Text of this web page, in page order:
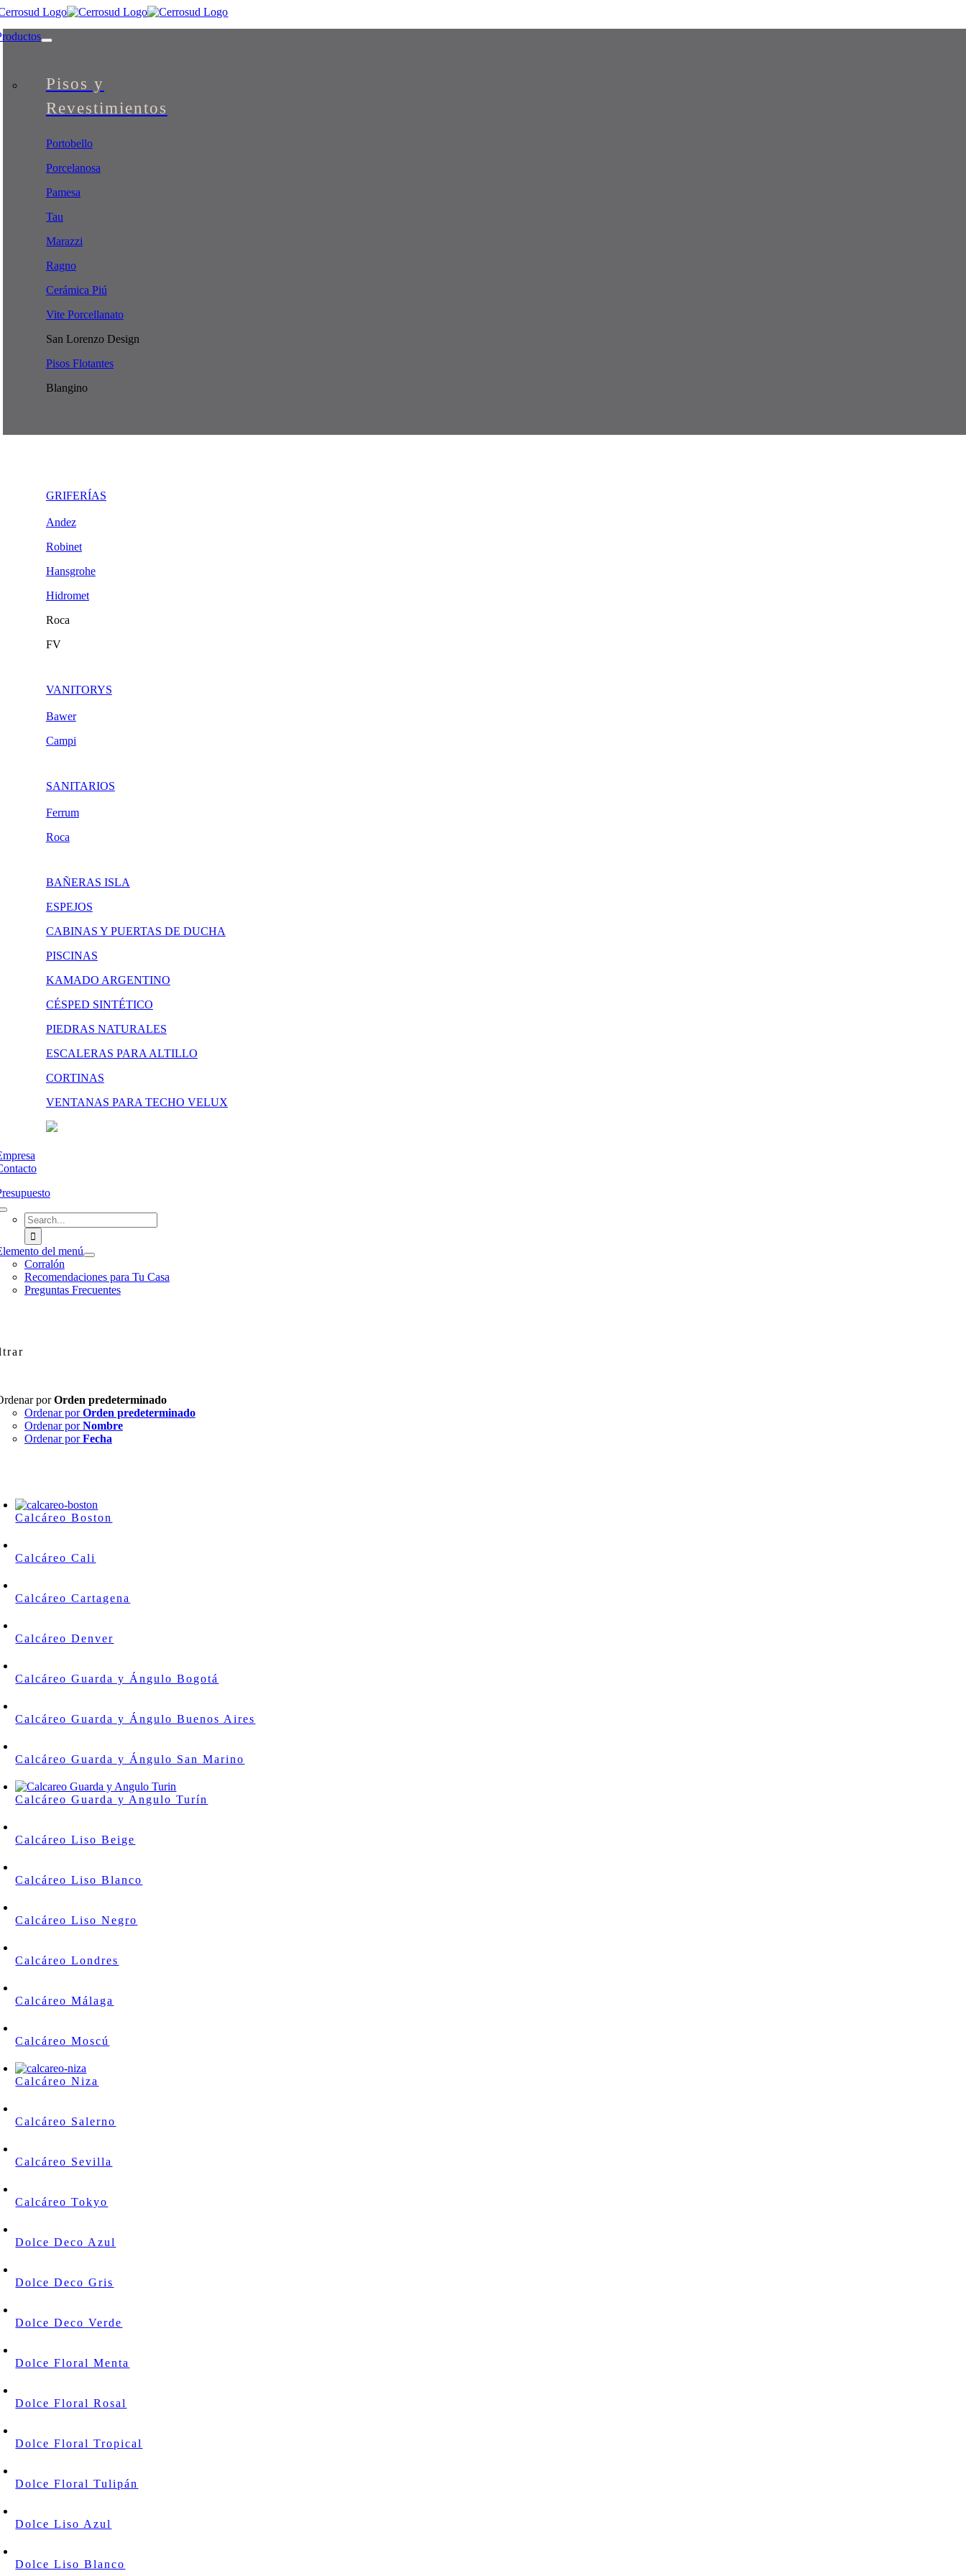
Skip
content
Pisos y
Revestimientos
Portobello
Porcelanosa
Pamesa
Tau
Marazzi
Ragno
Cerámica Piú
Vite Porcellanato
San Lorenzo Design
Pisos Flotantes
Blangino
GRIFERÍAS
Andez
Robinet
Hansgrohe
Hidromet
Roca
FV
VANITORYS
Bawer
Campi
SANITARIOS
Ferrum
Roca
BAÑERAS ISLA
ESPEJOS
CABINAS Y PUERTAS DE DUCHA
PISCINAS
KAMADO ARGENTINO
CÉSPED SINTÉTICO
PIEDRAS NATURALES
ESCALERAS PARA ALTILLO
CORTINAS
VENTANAS PARA TECHO VELUX
Search
for:
del menú
Corralón
Recomendaciones para Tu Casa
Preguntas Frecuentes
porOrden predeterminado
Ordenar porOrden predeterminado
Ordenar porNombre
Ordenar porFecha
Calcáreo Boston
Calcáreo Cali
Calcáreo Cartagena
Calcáreo Denver
Calcáreo Guarda y Ángulo Bogotá
Calcáreo Guarda y Ángulo Buenos Aires
Calcáreo Guarda y Ángulo San Marino
Calcáreo Guarda y Angulo Turín
Calcáreo Liso Beige
Calcáreo Liso Blanco
Calcáreo Liso Negro
Calcáreo Londres
Calcáreo Málaga
Calcáreo Moscú
Calcáreo Niza
Calcáreo Salerno
Calcáreo Sevilla
Calcáreo Tokyo
Dolce Deco Azul
Dolce Deco Gris
Dolce Deco Verde
Dolce Floral Menta
Dolce Floral Rosal
Dolce Floral Tropical
Dolce Floral Tulipán
Dolce Liso Azul
Dolce Liso Blanco